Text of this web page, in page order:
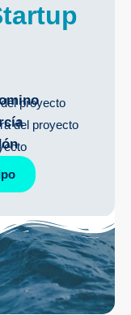
proyecto
del proyecto